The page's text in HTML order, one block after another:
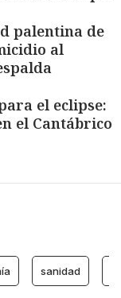
palentina de
al
el eclipse:
el Cantábrico
sanidad